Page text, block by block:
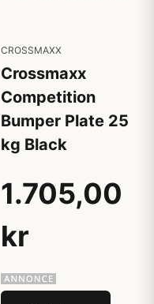
CROSSMAXX
Crossmaxx
Competition
Bumper Plate 25
kg Black
1.705,00
kr